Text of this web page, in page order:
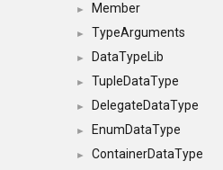
► Member
► TypeArguments
► DataTypeLib
► TupleDataType
► DelegateDataType
► EnumDataType
► ContainerDataType